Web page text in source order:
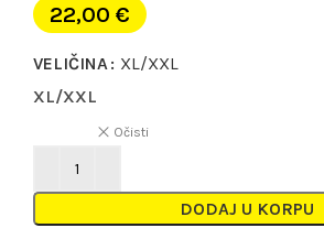
22,00 €
VELIČINA
XL/XXL
XL/XXL
Očisti
DODAJ U KORPU